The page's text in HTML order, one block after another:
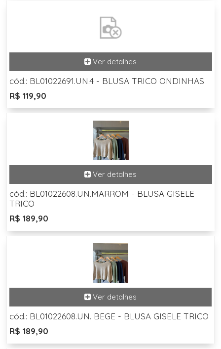
cód.: BL01022691.UN.4 - BLUSA TRICO ONDINHAS
R$ 119,90
cód.: BL01022608.UN.MARROM - BLUSA GISELE
TRICO
R$ 189,90
cód.: BL01022608.UN. BEGE - BLUSA GISELE TRICO
R$ 189,90